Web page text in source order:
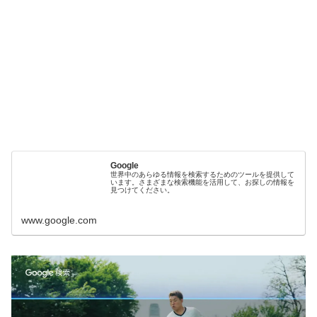
Google
世界中のあらゆる情報を検索するためのツールを提供して
います。さまざまな検索機能を活用して、お探しの情報を
見つけてください。
www.google.com